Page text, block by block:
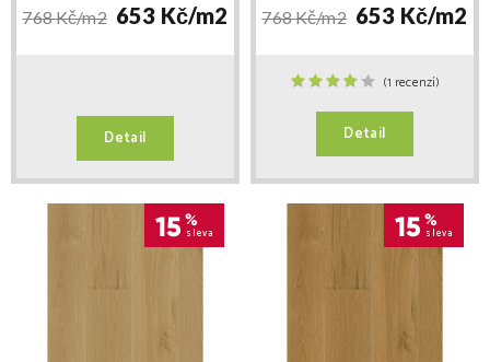
768 Kč/m2 653 Kč/m2
Detail
768 Kč/m2 653 Kč/m2
(1 recenzí)
Detail
15 %
sleva 15 %
sleva